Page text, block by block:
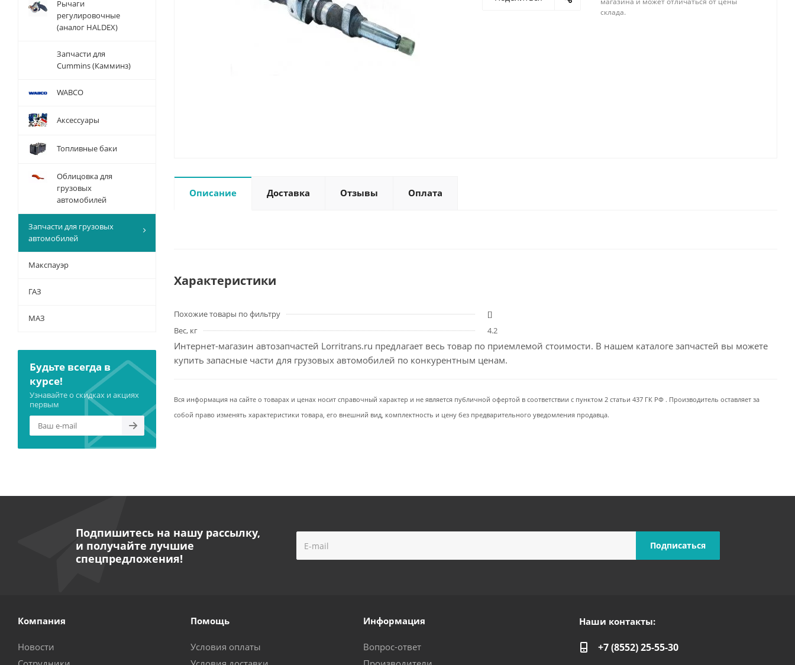
склада.
Описание Доставка Отзывы Оплата
Характеристики
Похожие товары по фильтру
[]
Вес, кг
4.2
Интернет-магазин автозапчастей Lorritrans.ru предлагает весь товар по приемлемой стоимости. В нашем каталоге запчастей вы можете
купить запасные части для грузовых автомобилей по конкурентным ценам.
Вся информация на сайте о товарах и ценах носит справочный характер и не является публичной офертой в соответствии с пунктом 2 статьи 437 ГК РФ . Производитель оставляет за
собой право изменять характеристики товара, его внешний вид, комплектность и цену без предварительного уведомления продавца.
Рычаги
регулировочные
(аналог HALDEX)
Запчасти для
Cummins (Камминз)
WABCO
Аксессуары
Топливные баки
Облицовка для
грузовых
автомобилей
Запчасти для грузовых
автомобилей
Макспауэр
ГАЗ
МАЗ
Будьте всегда в
курсе!
Узнавайте о скидках и акциях
первым
Подпишитесь на нашу рассылку,
и получайте лучшие
спецпредложения!
Компания
Новости
Помощь
Условия оплаты
Информация
Вопрос-ответ
Наши контакты:
+7 (8552) 25-55-30